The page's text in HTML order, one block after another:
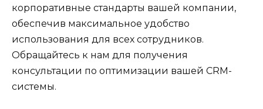
корпоративные стандарты вашей компании,
обеспечив максимальное удобство
использования для всех сотрудников.
Обращайтесь к нам для получения
консультации по оптимизации вашей CRM-
системы.